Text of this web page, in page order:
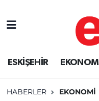
ESKİŞEHİR EKONOMİ
HABERLER EKONOMİ